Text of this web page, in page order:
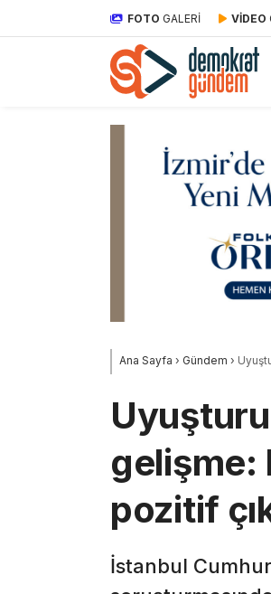
FOTO GALERİ VİDEO
Ana Sayfa › Gündem ›
gelişme:
pozitif
İstanbul